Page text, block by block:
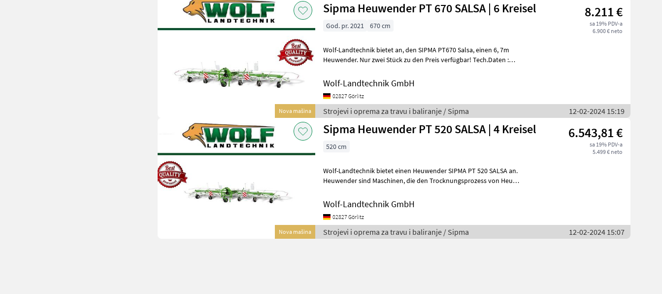
Nova mašina
Sipma Heuwender PT 670 SALSA | 6 Kreisel 8.211 €
sa 19% PDV-a
6.900 € neto
God. pr. 2021 670 cm
Wolf-Landtechnik bietet an, den SIPMA PT670 Salsa, einen 6, 7m
Heuwender. Nur zwei Stück zu den Preis verfügbar! Tech.Daten :
Wolf-Landtechnik GmbH
02827 Görlitz
Strojevi i oprema za travu i baliranje / Sipma 12-02-2024 15:19
Nova mašina
Sipma Heuwender PT 520 SALSA | 4 Kreisel 6.543,81 €
sa 19% PDV-a
5.499 € neto
520 cm
Wolf-Landtechnik bietet einen Heuwender SIPMA PT 520 SALSA an.
Heuwender sind Maschinen, die den Trocknungsprozess von Heu
Wolf-Landtechnik GmbH
02827 Görlitz
Strojevi i oprema za travu i baliranje / Sipma 12-02-2024 15:07